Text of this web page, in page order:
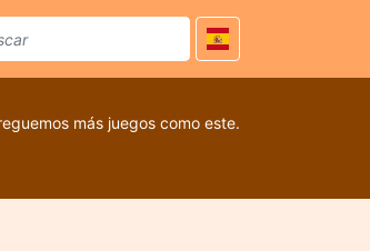
más juegos como este.